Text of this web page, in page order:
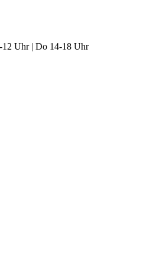
Uhr | Do 14-18 Uhr